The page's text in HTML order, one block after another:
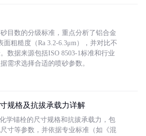
目数的分级标准，重点分析了铝合金
面粗糙度（Ra 3.2-6.3μm），并对比不
数据来源包括ISO 8503-1标准和行业
需求选择合适的喷砂参数。
规格及抗拔承载力详解
学锚栓的尺寸规格和抗拔承载力，包
寸等参数，并依据专业标准（如《混